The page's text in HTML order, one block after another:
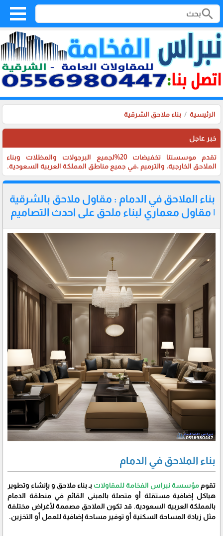
search
الرئيسية بناء ملاحق الشرقية
خبر عاجل
تقدم موسستنا تخفيضات 20%لجميع البرجولات والمظلات وبناء
الملاحق الخارجية، والترميم ،في جميع مناطق المملكة العربية السعودية.
بناء الملاحق في الدمام : مقاول ملاحق بالشرقية
| مقاول معماري لبناء ملحق على احدث التصاميم
بناء الملاحق في الدمام
تقوممؤسسة نبراس الفخامة للمقاولات بـ بناء ملاحق و بإنشاء وتطوير
هياكل إضافية مستقلة أو متصلة بالمبنى القائم في منطقة الدمام
بالمملكة العربية السعودية. قد تكون الملاحق مصممة لأغراض مختلفة
مثل زيادة المساحة السكنية أو توفير مساحة إضافية للعمل أو التخزين.